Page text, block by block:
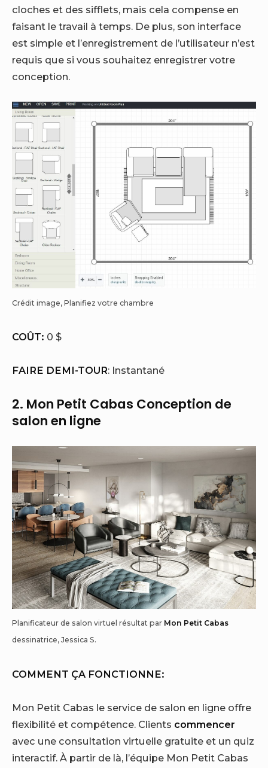
cloches et des sifflets, mais cela compense en
faisant le travail à temps. De plus, son interface
est simple et l’enregistrement de l’utilisateur n’est
requis que si vous souhaitez enregistrer votre
conception.
Crédit image, Planifiez votre chambre
COÛT: 0 $
FAIRE DEMI-TOUR: Instantané
2. Mon Petit Cabas Conception de
salon en ligne
Planificateur de salon virtuel résultat par Mon Petit Cabas
dessinatrice, Jessica S.
COMMENT ÇA FONCTIONNE:
Mon Petit Cabas le service de salon en ligne offre
flexibilité et compétence. Clients commencer
avec une consultation virtuelle gratuite et un quiz
interactif. À partir de là, l’équipe Mon Petit Cabas